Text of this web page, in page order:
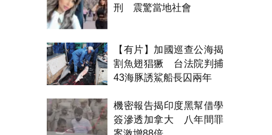
刑 震驚當地社會
【有片】加國巡查公海揭
割魚翅猖獗 台法院判捕
43海豚誘鯊船長囚兩年
機密報告揭印度黑幫借學
簽滲透加拿大 八年間罪